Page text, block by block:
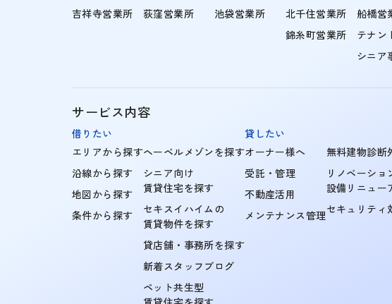
吉祥寺営業所
荻窪営業所
池袋営業所
北千住営業所
錦糸町営業所
船橋営
テナン
シニア
サービス内容
借りたい
エリアから探す
沿線から探す
地図から探す
条件から探す
ヘーベルメゾンを探す
シニア向け
賃貸住宅を探す
セキスイハイムの
賃貸物件を探す
貸店舗・事務所を探す
新着スタッフブログ
ペット共生型
貸したい
オーナー様へ
受託・管理
不動産活用
メンテナンス管理
無料建物診断
リノベーショ
設備リニュー
セキュリティ